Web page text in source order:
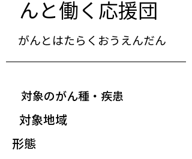
んと働く応援団
がんとはたらくおうえんだん
対象のがん種・疾患
対象地域
形態